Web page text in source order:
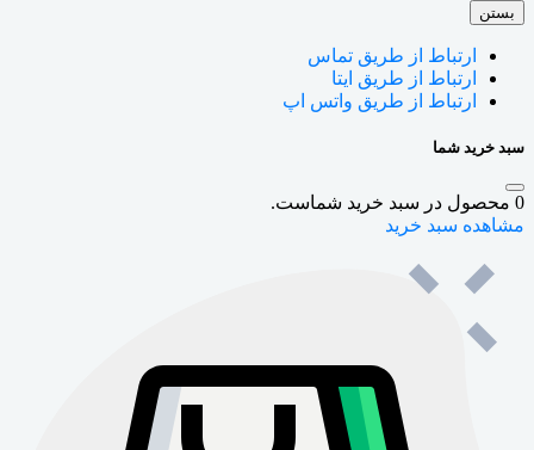
بستن
ارتباط از طریق تماس
ارتباط از طریق ایتا
ارتباط از طریق واتس اپ
سبد خرید شما
0 محصول در سبد خرید شماست.
مشاهده سبد خرید